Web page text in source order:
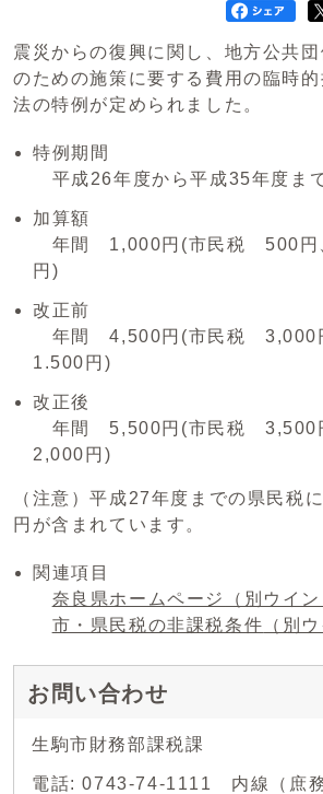
震災からの復興に関し、地方公共
のための施策に要する費用の臨時
法の特例が定められました。
特例期間
平成26年度から平成35年度ま
加算額
年間 1,000円(市民税 500円
円)
改正前
年間 4,500円(市民税 3,000
1.500円)
改正後
年間 5,500円(市民税 3,500
2,000円)
（注意）平成27年度までの県民税
円が含まれています。
関連項目
奈良県ホームページ
（別ウイ
市・県民税の非課税条件 （別
お問い合わせ
生駒市財務部課税課
電話: 0743-74-1111 内線（庶